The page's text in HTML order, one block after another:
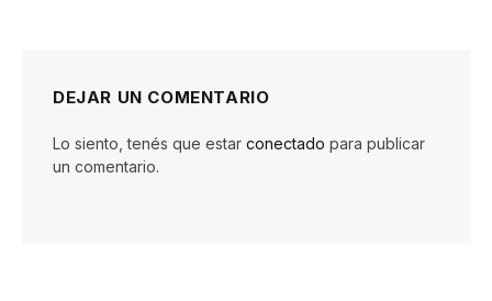
DEJAR UN COMENTARIO
Lo siento, tenés que estar conectado para publicar
un comentario.